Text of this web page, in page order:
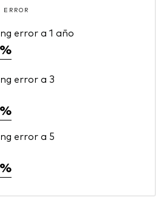
error a 1 año
error a 3
error a 5